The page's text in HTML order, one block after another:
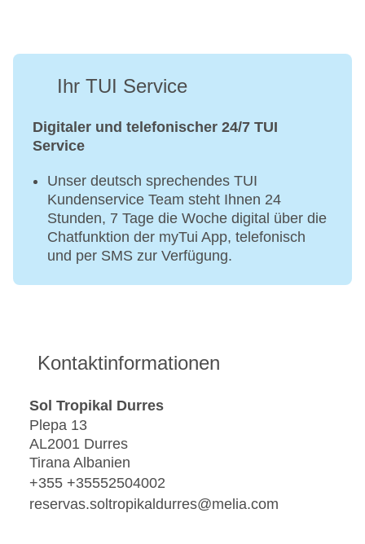
Ihr TUI Service
Digitaler und telefonischer 24/7 TUI
Service
Unser deutsch sprechendes TUI
Kundenservice Team steht Ihnen 24
Stunden, 7 Tage die Woche digital über die
Chatfunktion der myTui App, telefonisch
und per SMS zur Verfügung.
Kontaktinformationen
Sol Tropikal Durres
Plepa 13
AL2001 Durres
Tirana Albanien
+355 +35552504002
reservas.soltropikaldurres@melia.com